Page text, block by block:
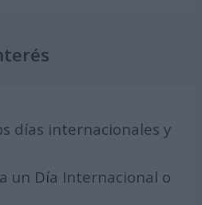
días internacionales y
un Día Internacional o